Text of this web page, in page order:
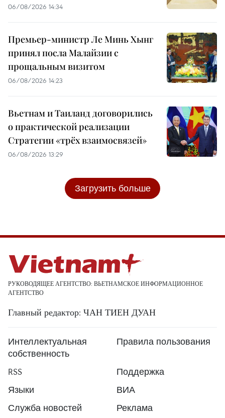
06/08/2026 14:34
Премьер-министр Ле Минь Хынг
принял посла Малайзии с
прощальным визитом
06/08/2026 14:23
Вьетнам и Таиланд договорились
о практической реализации
Стратегии «трёх взаимосвязей»
06/08/2026 13:29
Загрузить больше
РУКОВОДЯЩЕЕ АГЕНТСТВО: ВЬЕТНАМСКОЕ ИНФОРМАЦИОННОЕ
АГЕНТСТВО
Главный редактор: ЧАН ТИЕН ДУАН
Интеллектуальная
собственность
Правила пользования
RSS
Поддержка
Языки
ВИА
Служба новостей
Реклама